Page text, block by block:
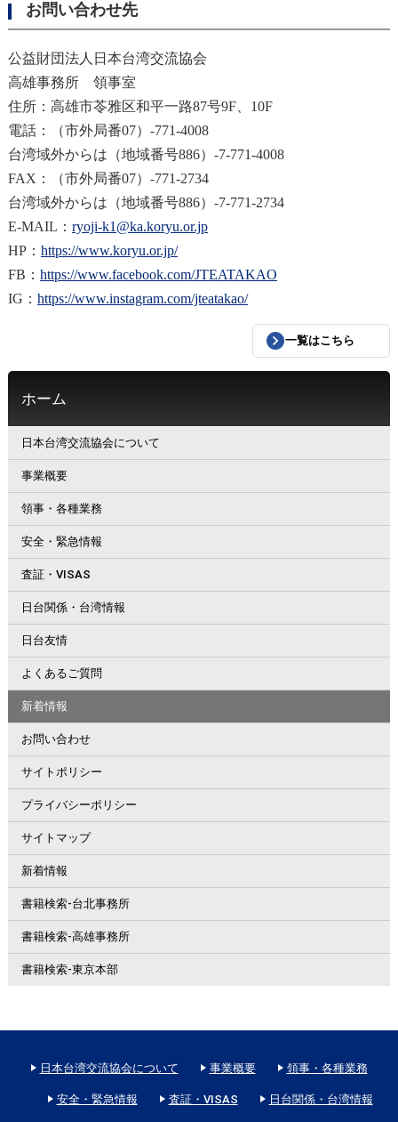
お問い合わせ先
公益財団法人日本台湾交流協会
高雄事務所 領事室
住所：高雄市苓雅区和平一路87号9F、10F
電話：（市外局番07）-771-4008
台湾域外からは（地域番号886）-7-771-4008
FAX：（市外局番07）-771-2734
台湾域外からは（地域番号886）-7-771-2734
E-MAIL： ryoji-k1@ka.koryu.or.jp
HP： https://www.koryu.or.jp/
FB： https://www.facebook.com/JTEATAKAO
IG： https://www.instagram.com/jteatakao/
一覧はこちら
ホーム
日本台湾交流協会について
事業概要
領事・各種業務
安全・緊急情報
査証・VISAS
日台関係・台湾情報
日台友情
よくあるご質問
新着情報
お問い合わせ
サイトポリシー
プライバシーポリシー
サイトマップ
新着情報
書籍検索-台北事務所
書籍検索-高雄事務所
書籍検索-東京本部
日本台湾交流協会について 事業概要 領事・各種業務
安全・緊急情報 査証・VISAS 日台関係・台湾情報